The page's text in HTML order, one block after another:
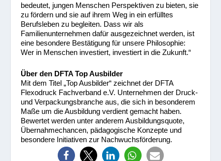
bedeutet, jungen Menschen Perspektiven zu bieten, sie
zu fördern und sie auf ihrem Weg in ein erfülltes
Berufsleben zu begleiten. Dass wir als
Familienunternehmen dafür ausgezeichnet werden, ist
eine besondere Bestätigung für unsere Philosophie:
Wer in Menschen investiert, investiert in die Zukunft.“
Über den DFTA Top Ausbilder
Mit dem Titel „Top Ausbilder“ zeichnet der DFTA
Flexodruck Fachverband e.V. Unternehmen der Druck-
und Verpackungsbranche aus, die sich in besonderem
Maße um die Ausbildung verdient gemacht haben.
Bewertet werden unter anderem Ausbildungsquote,
Übernahmechancen, pädagogische Konzepte und
besondere Initiativen zur Nachwuchsförderung.